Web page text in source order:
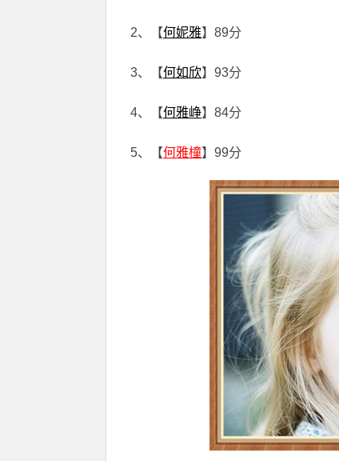
2、【何妮雅】89分
3、【何如欣】93分
4、【何雅峥】84分
5、【何雅橦】99分